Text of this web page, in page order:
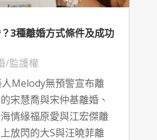
3種離婚方式條件及成功
/監護權
Melody無預警宣布離
宋慧喬與宋仲基離婚、
情緣福原愛與江宏傑離
放閃的大S與汪曉菲離